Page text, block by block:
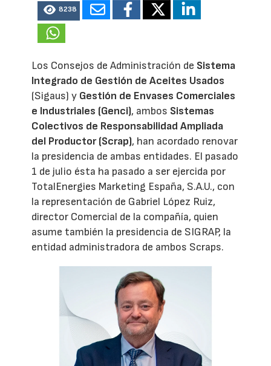
8238
Los Consejos de Administración de Sistema
Integrado de Gestión de Aceites Usados
(Sigaus) y Gestión de Envases Comerciales
e Industriales (Genci), ambos Sistemas
Colectivos de Responsabilidad Ampliada
del Productor (Scrap), han acordado renovar
la presidencia de ambas entidades. El pasado
1 de julio ésta ha pasado a ser ejercida por
TotalEnergies Marketing España, S.A.U., con
la representación de Gabriel López Ruiz,
director Comercial de la compañía, quien
asume también la presidencia de SIGRAP, la
entidad administradora de ambos Scraps.